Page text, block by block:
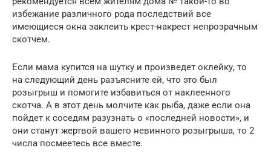
избежание различного рода последствий все
имеющиеся окна заклеить крест-накрест непрозрачным
скотчем.
Если мама купится на шутку и произведет оклейку, то
на следующий день разъясните ей, что это был
розыгрыш и помогите избавиться от наклеенного
скотча. А в этот день молчите как рыба, даже если она
пойдет к соседям разузнать о «последней новости», и
они станут жертвой вашего невинного розыгрыша, то 2
числа посмеетесь все вместе.